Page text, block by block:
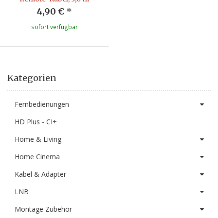
4,90 € *
sofort verfügbar
Kategorien
Fernbedienungen
HD Plus - CI+
Home & Living
Home Cinema
Kabel & Adapter
LNB
Montage Zubehör